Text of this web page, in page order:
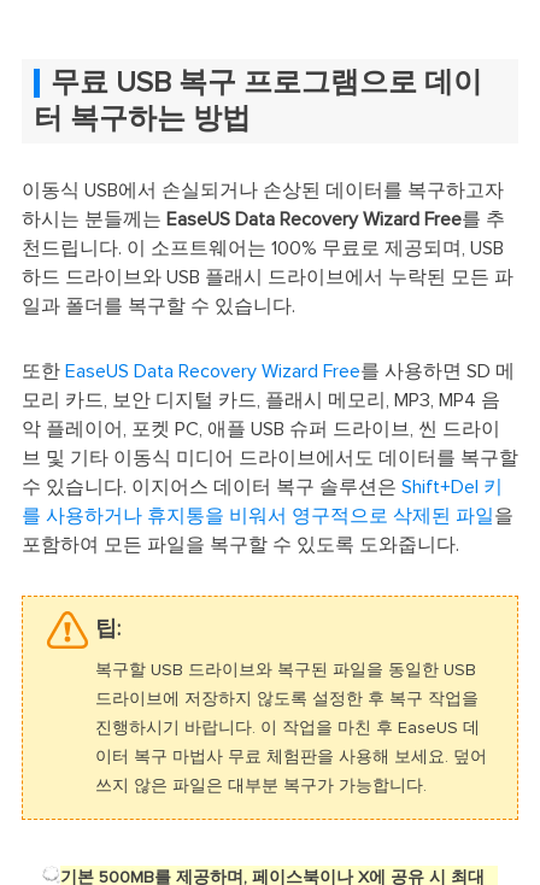
무료 USB 복구 프로그램으로 데이
터 복구하는 방법
이동식 USB에서 손실되거나 손상된 데이터를 복구하고자
하시는 분들께는 EaseUS Data Recovery Wizard Free를 추
천드립니다. 이 소프트웨어는 100% 무료로 제공되며, USB
하드 드라이브와 USB 플래시 드라이브에서 누락된 모든 파
일과 폴더를 복구할 수 있습니다.
또한 EaseUS Data Recovery Wizard Free를 사용하면 SD 메
모리 카드, 보안 디지털 카드, 플래시 메모리, MP3, MP4 음
악 플레이어, 포켓 PC, 애플 USB 슈퍼 드라이브, 씬 드라이
브 및 기타 이동식 미디어 드라이브에서도 데이터를 복구할
수 있습니다. 이지어스 데이터 복구 솔루션은 Shift+Del 키
를 사용하거나 휴지통을 비워서 영구적으로 삭제된 파일을
포함하여 모든 파일을 복구할 수 있도록 도와줍니다.
팁:
복구할 USB 드라이브와 복구된 파일을 동일한 USB
드라이브에 저장하지 않도록 설정한 후 복구 작업을
진행하시기 바랍니다. 이 작업을 마친 후 EaseUS 데
이터 복구 마법사 무료 체험판을 사용해 보세요. 덮어
쓰지 않은 파일은 대부분 복구가 가능합니다.
기본 500MB를 제공하며, 페이스북이나 X에 공유 시 최대